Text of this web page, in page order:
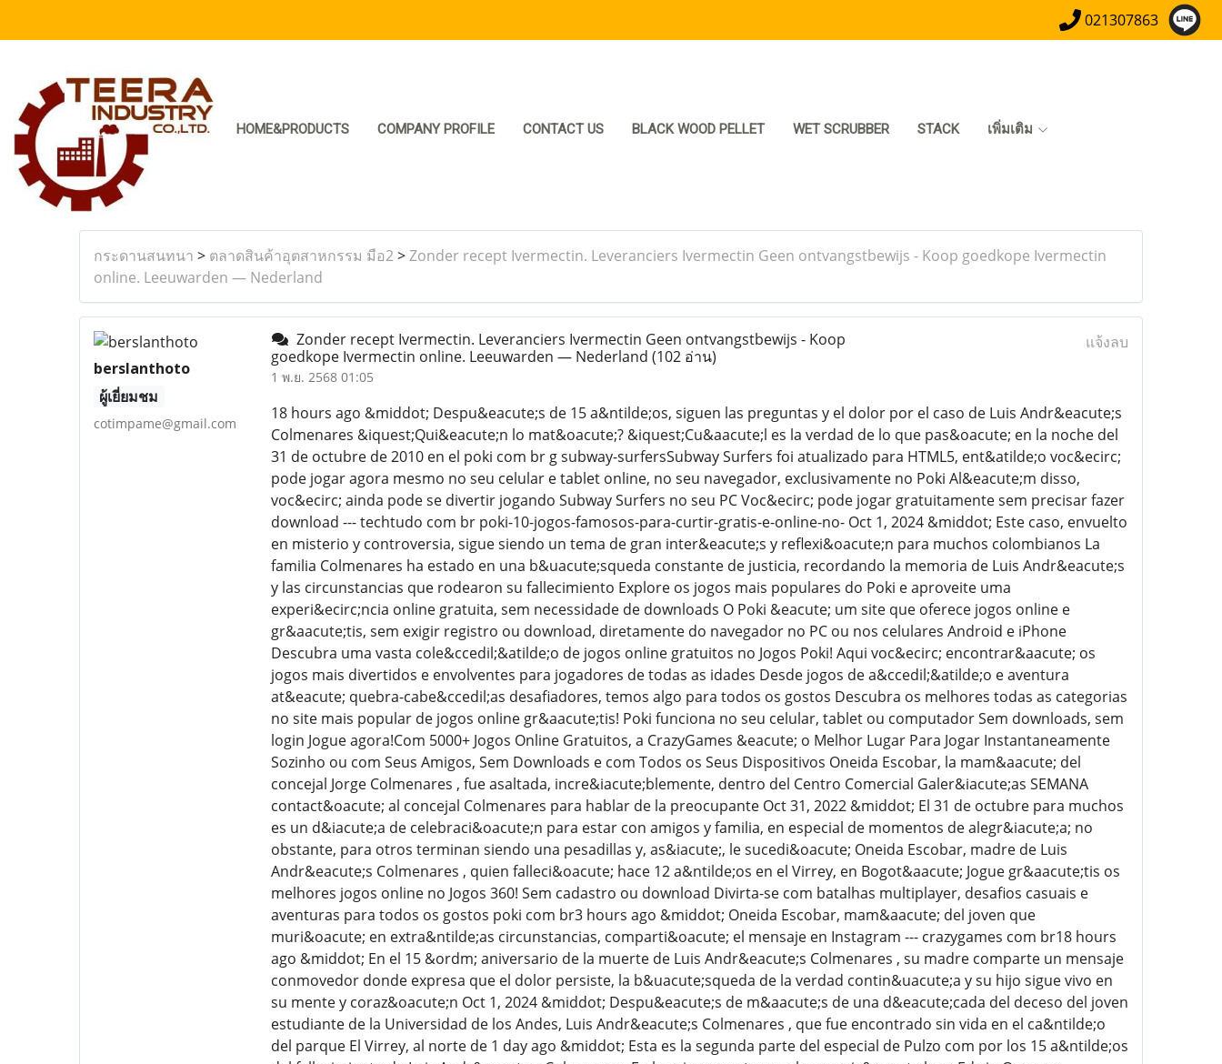
021307863
HOME&PRODUCTS COMPANY PROFILE CONTACT US BLACK WOOD PELLET WET SCRUBBER STACK เพิ่มเติม
กระดานสนทนา > ตลาดสินค้าอุตสาหกรรม มือ2>Zonder recept Ivermectin. Leveranciers Ivermectin Geen ontvangstbewijs - Koop goedkope Ivermectin
online. Leeuwarden — Nederland
berslanthoto
ผู้เยี่ยมชม
cotimpame@gmail.com
Zonder recept Ivermectin. Leveranciers Ivermectin Geen ontvangstbewijs - Koop
goedkope Ivermectin online. Leeuwarden — Nederland (102 อ่าน)
1 พ.ย. 2568 01:05
แจ้งลบ
18 hours ago &middot; Despu&eacute;s de 15 a&ntilde;os, siguen las preguntas y el dolor por el caso de Luis Andr&eacute;s
Colmenares &iquest;Qui&eacute;n lo mat&oacute;? &iquest;Cu&aacute;l es la verdad de lo que pas&oacute; en la noche del
31 de octubre de 2010 en el poki com br g subway-surfersSubway Surfers foi atualizado para HTML5, ent&atilde;o voc&ecirc;
pode jogar agora mesmo no seu celular e tablet online, no seu navegador, exclusivamente no Poki Al&eacute;m disso,
voc&ecirc; ainda pode se divertir jogando Subway Surfers no seu PC Voc&ecirc; pode jogar gratuitamente sem precisar fazer
download --- techtudo com br poki-10-jogos-famosos-para-curtir-gratis-e-online-no- Oct 1, 2024 &middot; Este caso, envuelto
en misterio y controversia, sigue siendo un tema de gran inter&eacute;s y reflexi&oacute;n para muchos colombianos La
familia Colmenares ha estado en una b&uacute;squeda constante de justicia, recordando la memoria de Luis Andr&eacute;s
y las circunstancias que rodearon su fallecimiento Explore os jogos mais populares do Poki e aproveite uma
experi&ecirc;ncia online gratuita, sem necessidade de downloads O Poki &eacute; um site que oferece jogos online e
gr&aacute;tis, sem exigir registro ou download, diretamente do navegador no PC ou nos celulares Android e iPhone
Descubra uma vasta cole&ccedil;&atilde;o de jogos online gratuitos no Jogos Poki! Aqui voc&ecirc; encontrar&aacute; os
jogos mais divertidos e envolventes para jogadores de todas as idades Desde jogos de a&ccedil;&atilde;o e aventura
at&eacute; quebra-cabe&ccedil;as desafiadores, temos algo para todos os gostos Descubra os melhores todas as categorias
no site mais popular de jogos online gr&aacute;tis! Poki funciona no seu celular, tablet ou computador Sem downloads, sem
login Jogue agora!Com 5000+ Jogos Online Gratuitos, a CrazyGames &eacute; o Melhor Lugar Para Jogar Instantaneamente
Sozinho ou com Seus Amigos, Sem Downloads e com Todos os Seus Dispositivos Oneida Escobar, la mam&aacute; del
concejal Jorge Colmenares , fue asaltada, incre&iacute;blemente, dentro del Centro Comercial Galer&iacute;as SEMANA
contact&oacute; al concejal Colmenares para hablar de la preocupante Oct 31, 2022 &middot; El 31 de octubre para muchos
es un d&iacute;a de celebraci&oacute;n para estar con amigos y familia, en especial de momentos de alegr&iacute;a; no
obstante, para otros terminan siendo una pesadillas y, as&iacute;, le sucedi&oacute; Oneida Escobar, madre de Luis
Andr&eacute;s Colmenares , quien falleci&oacute; hace 12 a&ntilde;os en el Virrey, en Bogot&aacute; Jogue gr&aacute;tis os
melhores jogos online no Jogos 360! Sem cadastro ou download Divirta-se com batalhas multiplayer, desafios casuais e
aventuras para todos os gostos poki com br3 hours ago &middot; Oneida Escobar, mam&aacute; del joven que
muri&oacute; en extra&ntilde;as circunstancias, comparti&oacute; el mensaje en Instagram --- crazygames com br18 hours
ago &middot; En el 15 &ordm; aniversario de la muerte de Luis Andr&eacute;s Colmenares , su madre comparte un mensaje
conmovedor donde expresa que el dolor persiste, la b&uacute;squeda de la verdad contin&uacute;a y su hijo sigue vivo en
su mente y coraz&oacute;n Oct 1, 2024 &middot; Despu&eacute;s de m&aacute;s de una d&eacute;cada del deceso del joven
estudiante de la Universidad de los Andes, Luis Andr&eacute;s Colmenares , que fue encontrado sin vida en el ca&ntilde;o
del parque El Virrey, al norte de 1 day ago &middot; Esta es la segunda parte del especial de Pulzo com por los 15 a&ntilde;os